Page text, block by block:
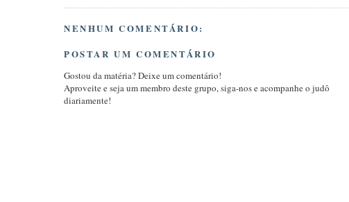
NENHUM COMENTÁRIO:
POSTAR UM COMENTÁRIO
Gostou da matéria? Deixe um comentário!
Aproveite e seja um membro deste grupo, siga-nos e acompanhe o judô
diariamente!